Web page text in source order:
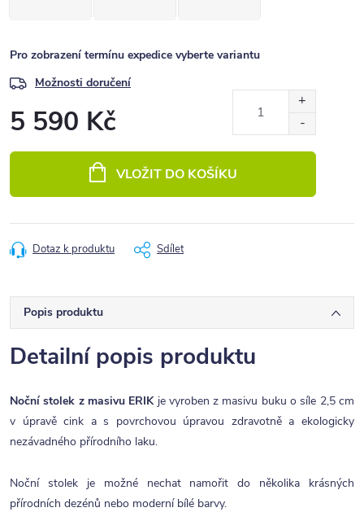
Pro zobrazení termínu expedice vyberte variantu
Možnosti doručení
5 590 Kč
VLOŽIT DO KOŠÍKU
Dotaz k produktu Sdílet
Popis produktu
Detailní popis produktu
Noční stolek z masivu ERIKje vyroben z masivu buku o síle 2,5 cm
v úpravě cink a s povrchovou úpravou zdravotně a ekologicky
nezávadného přírodního laku.
Noční stolek je možné nechat namořit do několika krásných
přírodních dezénů nebo moderní bílé barvy.